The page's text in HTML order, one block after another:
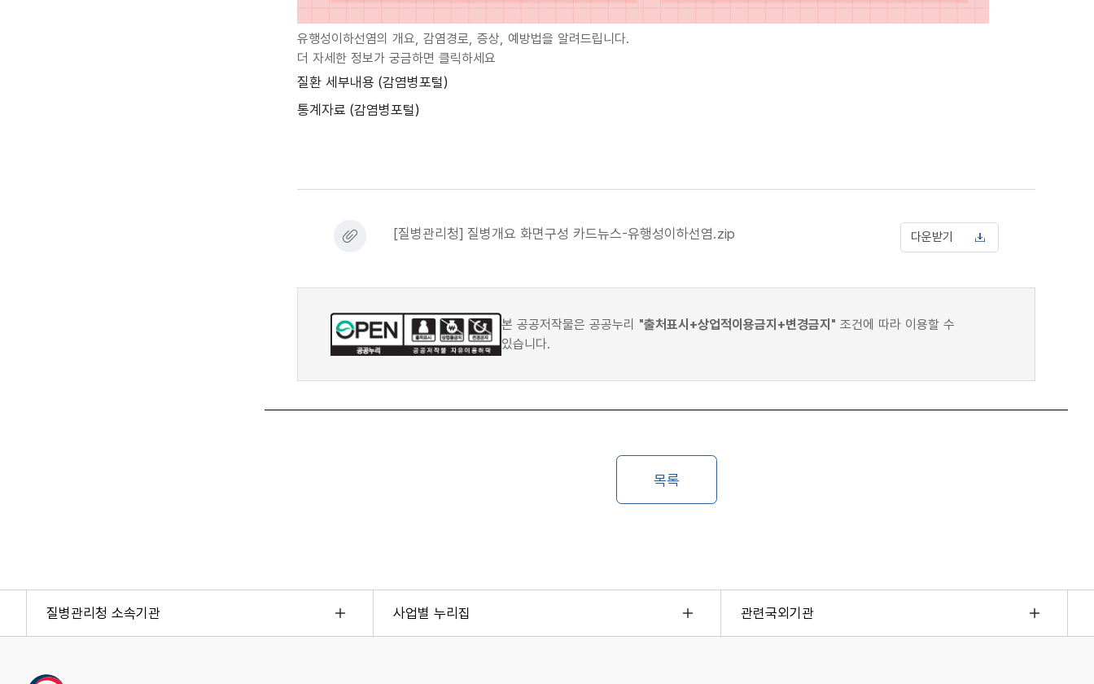
유행성이하선염의 개요, 감염경로, 증상, 예방법을 알려드립니다.
더 자세한 정보가 궁금하면 클릭하세요
질환 세부내용 (감염병포털)
통계자료 (감염병포털)
[질병관리청] 질병개요 화면구성 카드뉴스-유행성이하선염.zip 다운받기
본 공공저작물은 공공누리 "출처표시+상업적이용금지+변경금지" 조건에 따라 이용할 수
있습니다.
질병관리청 소속기관 사업별 누리집 관련국외기관